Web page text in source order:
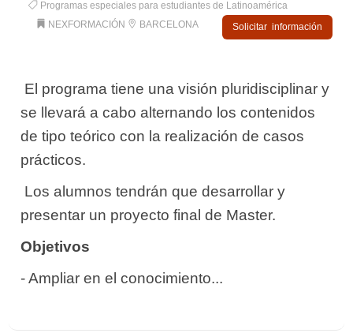
Programas especiales para estudiantes de Latinoamérica
NEXFORMACIÓN
BARCELONA Solicitar información
 El programa tiene una visión pluridisciplinar y
se llevará a cabo alternando los contenidos
de tipo teórico con la realización de casos
prácticos.
 Los alumnos tendrán que desarrollar y
presentar un proyecto final de Master.
Objetivos
- Ampliar en el conocimiento...